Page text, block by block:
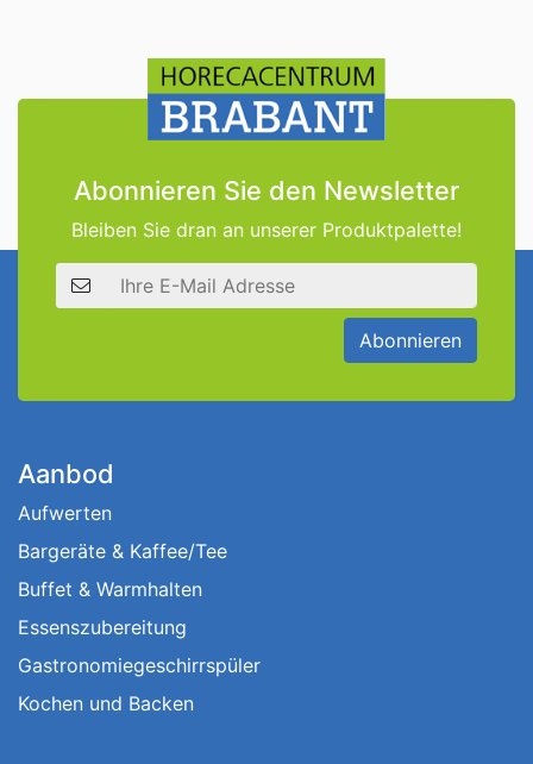
Abonnieren Sie den Newsletter
Bleiben Sie dran an unserer Produktpalette!
E-Mail Adresse
Abonnieren
Aanbod
Aufwerten
Bargeräte & Kaffee/Tee
Buffet & Warmhalten
Essenszubereitung
Gastronomiegeschirrspüler
Kochen und Backen